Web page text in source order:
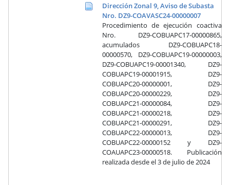
Dirección Zonal 9, Aviso de Subasta
Nro. DZ9-COAVASC24-00000007
Procedimiento de ejecución coactiva
Nro. DZ9-COBUAPC17-00000865,
acumulados DZ9-COBUAPC18-
00000570, DZ9-COBUAPC19-00000003,
DZ9-COBUAPC19-00001340, DZ9-
COBUAPC19-00001915, DZ9-
COBUAPC20-00000001, DZ9-
COBUAPC20-00000229, DZ9-
COBUAPC21-00000084, DZ9-
COBUAPC21-00000218, DZ9-
COBUAPC21-00000291, DZ9-
COBUAPC22-00000013, DZ9-
COBUAPC22-00000152 y DZ9-
COAUAPC23-00000518. Publicación
realizada desde el 3 de julio de 2024